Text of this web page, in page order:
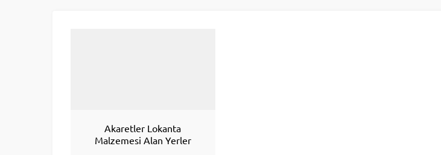
Akaretler Lokanta
Malzemesi Alan Yerler